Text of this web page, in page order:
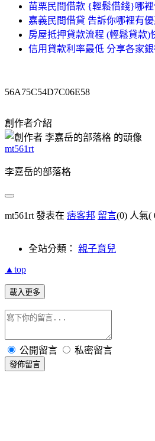
苗栗民間借款 {輕鬆借錢}哪
嘉義民間借貸 告訴你哪裡有
房屋抵押貸款流程 (輕鬆貸款)
信用貸款利率最低 分享各家
56A75C54D7C06E58
創作者介紹
mt561rt
李嘉岳的部落格
mt561rt 發表在 痞客邦 留言(0) 人氣(
全站分類： 親子育兒
▲top
載入更多
公開留言 私密留言
發佈留言